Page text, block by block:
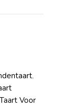
,
Taart Voor